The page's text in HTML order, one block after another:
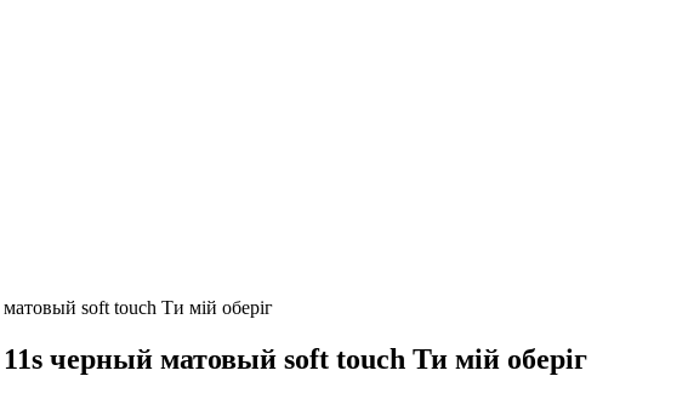
soft touch Ти мій оберіг
черный матовый soft touch Ти мій оберіг